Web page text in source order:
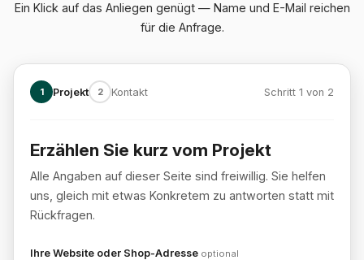
Ein Klick auf das Anliegen genügt — Name und E-Mail reichen
für die Anfrage.
1 Projekt 2 Kontakt Schritt 1 von 2
Schritt 1 von 2: Projekt
Erzählen Sie kurz vom Projekt
Alle Angaben auf dieser Seite sind freiwillig. Sie helfen
uns, gleich mit etwas Konkretem zu antworten statt mit
Rückfragen.
Ihre Website oder Shop-Adresse optional